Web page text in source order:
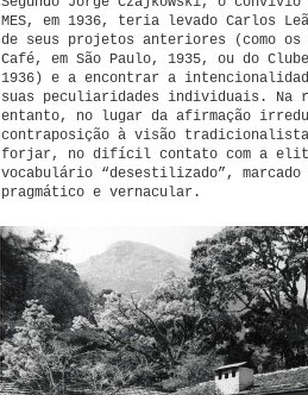
MES, em 1936, teria levado Carlos
de seus projetos anteriores (como
Café, em São Paulo, 1935, ou do
1936) e a encontrar a
suas peculiaridades individuais.
entanto, no lugar da afirmação
contraposição à visão
forjar, no difícil contato com a
vocabulário “desestilizado”,
pragmático e vernacular.